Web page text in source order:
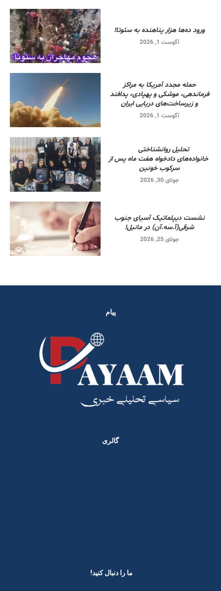
ورود ده‌ها هزار پناهنده به سئوتا!
آگوست 1, 2026
حمله مجدد آمریکا به مراکز
فرماندهی، موشکی و پهپادی، پدافند
و زیرساخت‌های دریایی ایران
آگوست 1, 2026
تحلیل روانشناختی
خانواده‌های دادخواه هفت ماه پس از
سرکوب خونین
جولای 30, 2026
نشست دیپلماتیک آسیای جنوب
شرقی‌(آ.سه.آن) در مانیل!
جولای 25, 2026
پیام
گالری
ما را دنبال کنید! ​